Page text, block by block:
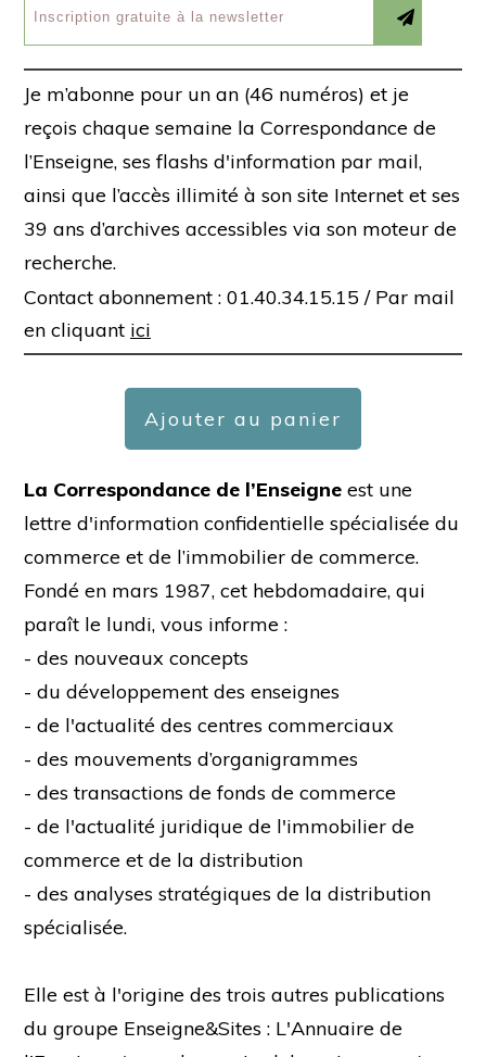
Je m’abonne pour un an (46 numéros) et je
reçois chaque semaine la Correspondance de
l’Enseigne, ses flashs d'information par mail,
ainsi que l’accès illimité à son site Internet et ses
39 ans d’archives accessibles via son moteur de
recherche.
Contact abonnement : 01.40.34.15.15 / Par mail
en cliquant ici
Ajouter au panier
La Correspondance de l’Enseigne est une
lettre d'information confidentielle spécialisée du
commerce et de l’immobilier de commerce.
Fondé en mars 1987, cet hebdomadaire, qui
paraît le lundi, vous informe :
- des nouveaux concepts
- du développement des enseignes
- de l'actualité des centres commerciaux
- des mouvements d’organigrammes
- des transactions de fonds de commerce
- de l'actualité juridique de l'immobilier de
commerce et de la distribution
- des analyses stratégiques de la distribution
spécialisée.
Elle est à l'origine des trois autres publications
du groupe Enseigne&Sites : L'Annuaire de